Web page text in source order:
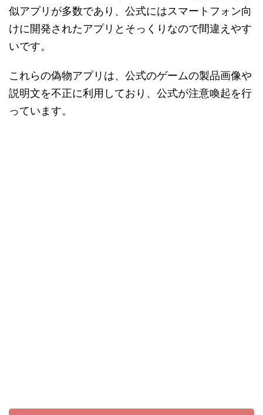
似アプリが多数であり、公式にはスマートフォン向
けに開発されたアプリとそっくりなので間違えやす
いです。
これらの偽物アプリは、公式のゲームの製品画像や
説明文を不正に利用しており、公式が注意喚起を行
っています​​。